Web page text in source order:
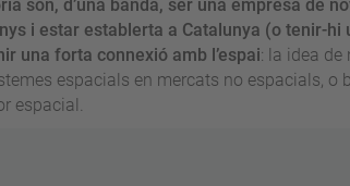
són, d’una banda, ser una empresa de
i estar establerta a Catalunya (o tenir-hi
una forta connexió amb l’espai: la idea de
espacials en mercats no espacials, o
espacial.